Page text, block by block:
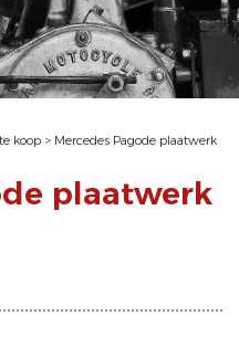
koop > Mercedes Pagode plaatwerk
plaatwerk